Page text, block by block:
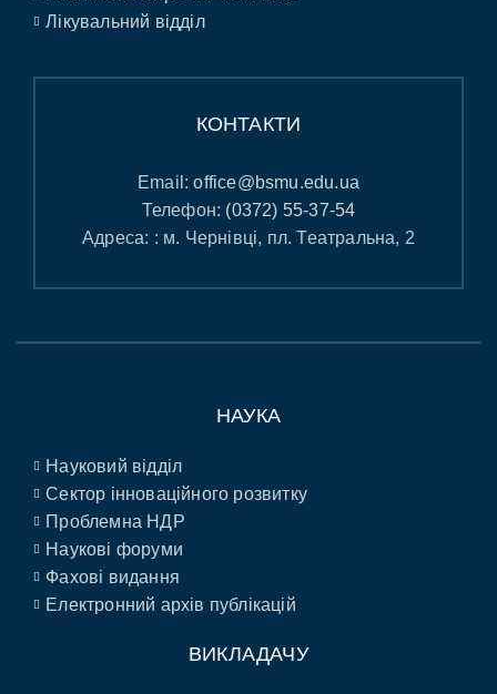
Лікувальний відділ
КОНТАКТИ
Email:office@bsmu.edu.ua
Телефон: (0372) 55-37-54
Адреса: : м. Чернівці, пл. Театральна, 2
НАУКА
Науковий відділ
Сектор інноваційного розвитку
Проблемна НДР
Наукові форуми
Фахові видання
Електронний архів публікацій
ВИКЛАДАЧУ